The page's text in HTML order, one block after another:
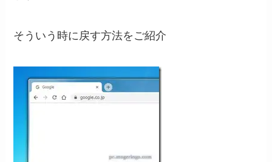
そういう時に戻す方法をご紹介